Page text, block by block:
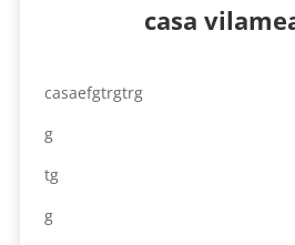
casa
casaefgtrgtrg
g
tg
g